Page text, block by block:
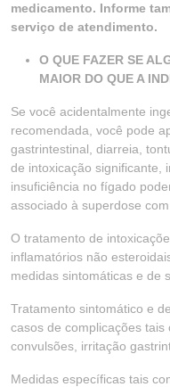
medicamento. Informe
serviço de atendimento.
O QUE FAZER SE
MAIOR DO QUE A
Se você acidentalmente
recomendada, você pode
gastrintestinal, diarreia,
de intoxicação significante,
insuficiência no fígado
associado à superdose com
O tratamento de
inflamatórios não
medidas sintomáticas e de
Tratamento sintomático e
casos de complicações tais
convulsões, irritação
Medidas específicas tais